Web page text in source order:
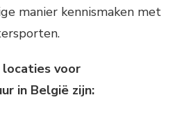
manier kennismaken met
locaties voor
in België zijn: